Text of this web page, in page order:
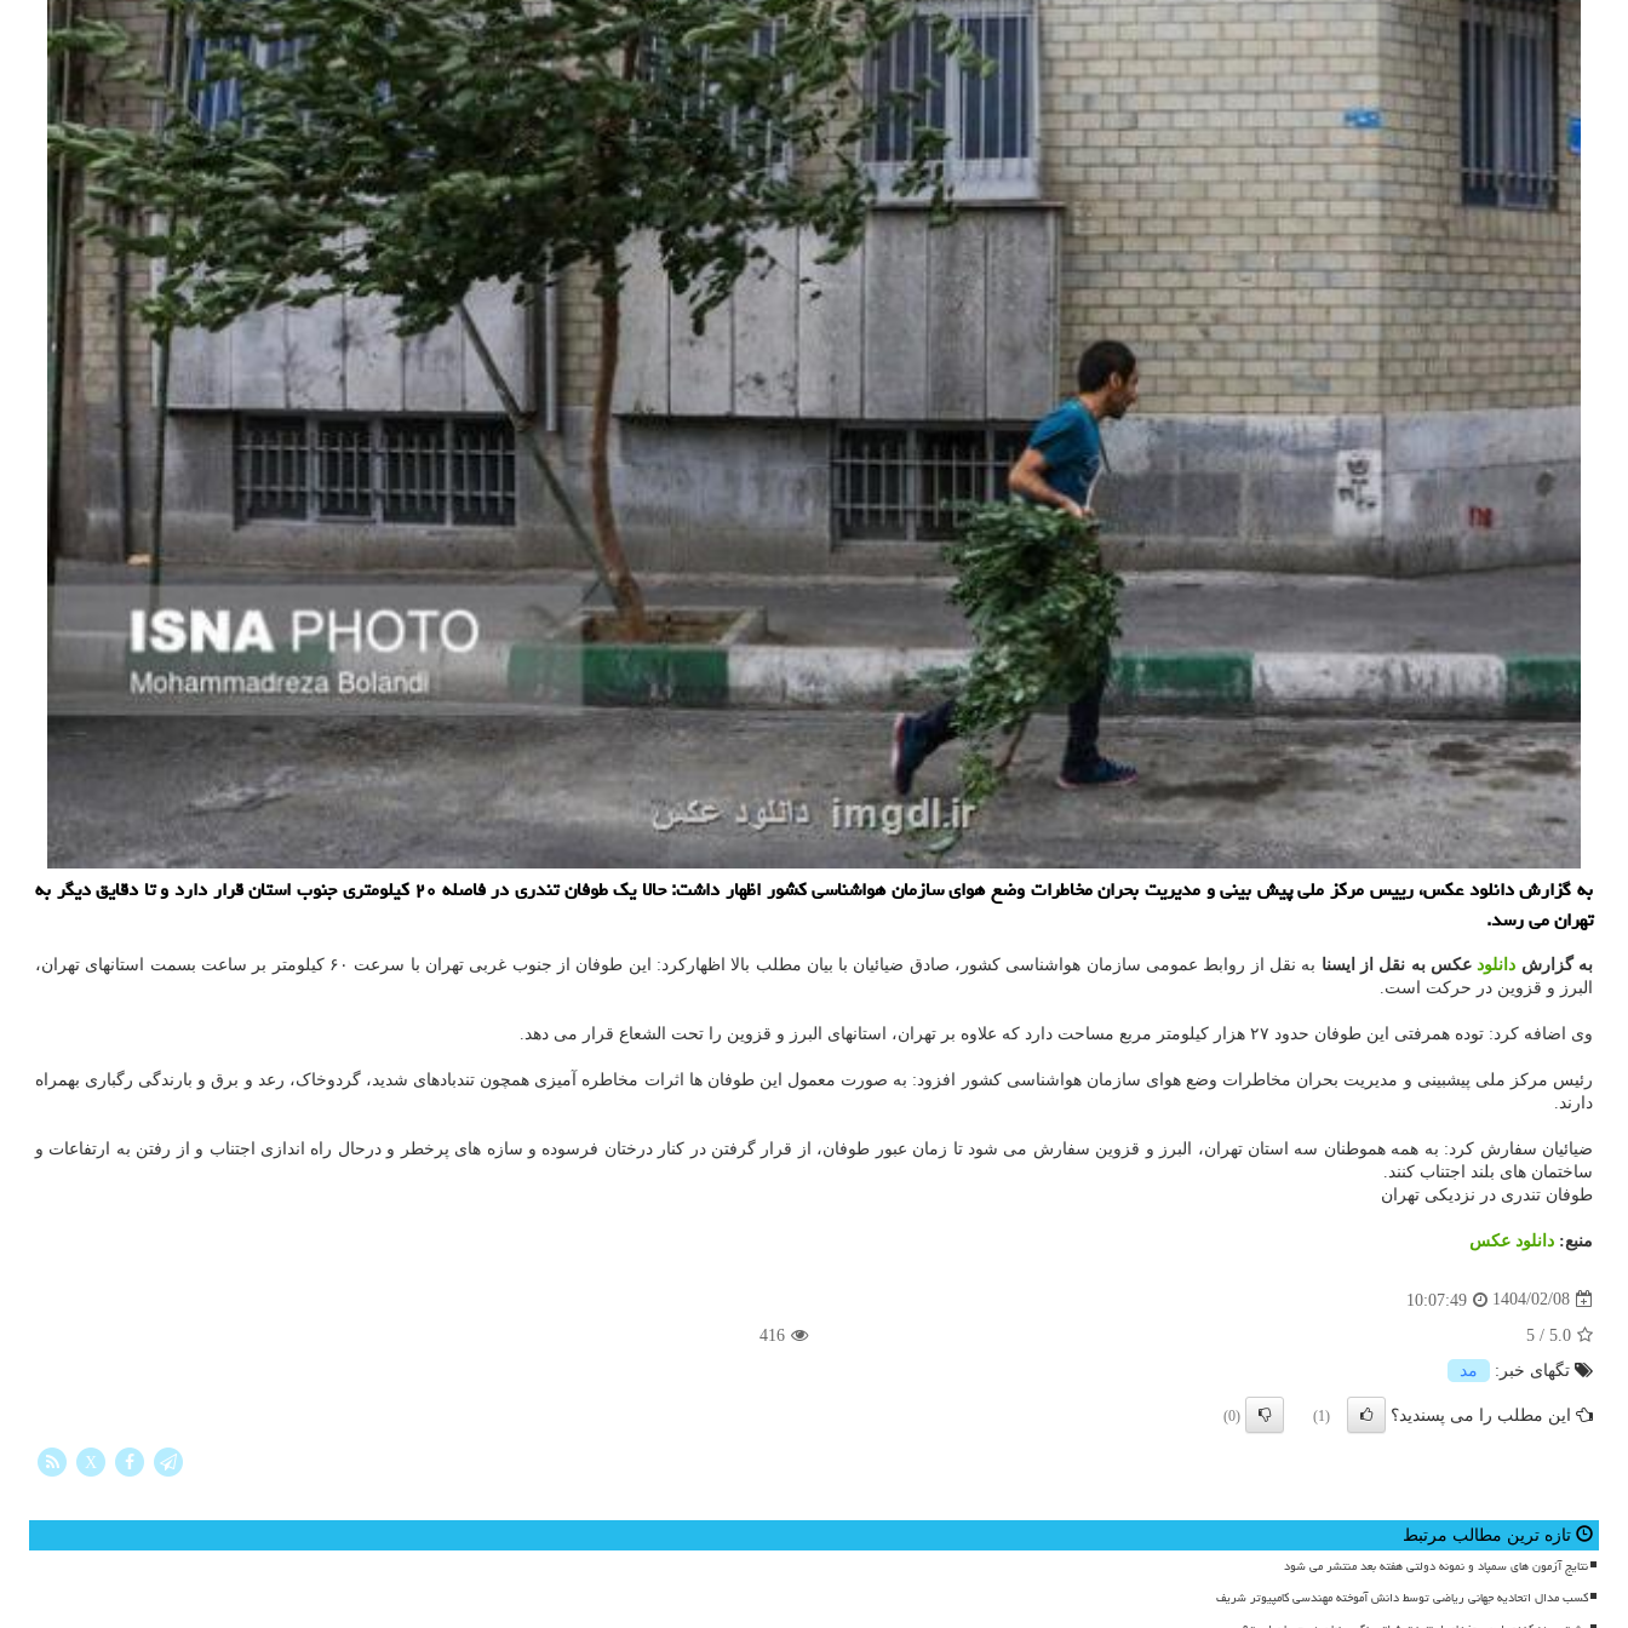
به گزارش دانلود عکس، رییس مرکز ملی پیش بینی و مدیریت بحران مخاطرات وضع هوای سازمان هواشناسی کشور اظهار داشت: حالا یک طوفان تندری در فاصله ۲۰ کیلومتری جنوب استان قرار دارد و تا دقایق دیگر به
تهران می رسد.
به گزارش دانلودعکس به نقل از ایسنا
به نقل از روابط عمومی سازمان هواشناسی کشور، صادق ضیائیان با بیان مطلب بالا اظهارکرد: این طوفان از جنوب غربی تهران با سرعت ۶۰ کیلومتر بر ساعت بسمت استانهای تهران،
البرز و قزوین در حرکت است.
وی اضافه کرد: توده همرفتی این طوفان حدود ۲۷ هزار کیلومتر مربع مساحت دارد که علاوه بر تهران، استانهای البرز و قزوین را تحت الشعاع قرار می دهد.
رئیس مرکز ملی پیشبینی و مدیریت بحران مخاطرات وضع هوای سازمان هواشناسی کشور افزود: به صورت معمول این طوفان ها اثرات مخاطره آمیزی همچون تندبادهای شدید، گردوخاک، رعد و برق و بارندگی رگباری بهمراه
دارند.
ضیائیان سفارش کرد: به همه هموطنان سه استان تهران، البرز و قزوین سفارش می شود تا زمان عبور طوفان، از قرار گرفتن در کنار درختان فرسوده و سازه های پرخطر و درحال راه اندازی اجتناب و از رفتن به ارتفاعات و
ساختمان های بلند اجتناب کنند.
طوفان تندری در نزدیکی تهران
منبع: دانلود عكس
1404/02/08
10:07:49
5.0
/
5
416
تگهای خبر:
مد
این مطلب را می پسندید؟ (1)
(0)
X
تازه ترین مطالب مرتبط
نتایج آزمون های سمپاد و نمونه دولتی هفته بعد منتشر می شود
کسب مدال اتحادیه جهانی ریاضی توسط دانش آموخته مهندسی کامپیوتر شریف